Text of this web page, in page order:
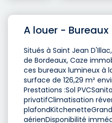
A louer - Bureaux
Situés à Saint Jean
de Bordeaux, Caze
ces bureaux lumineux à
surface de 126,29 m²
Prestations :Sol
privatifClimatisation
aérienDisponibilité